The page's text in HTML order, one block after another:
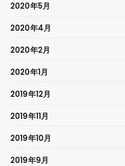
2020年5月
2020年4月
2020年2月
2020年1月
2019年12月
2019年11月
2019年10月
2019年9月